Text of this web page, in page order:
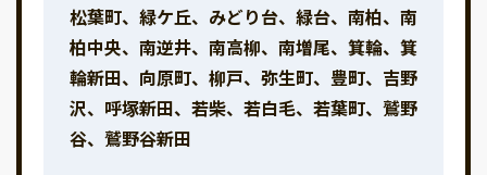
松葉町、緑ケ丘、みどり台、緑台、南柏、南
柏中央、南逆井、南高柳、南増尾、箕輪、箕
輪新田、向原町、柳戸、弥生町、豊町、吉野
沢、呼塚新田、若柴、若白毛、若葉町、鷲野
谷、鷲野谷新田